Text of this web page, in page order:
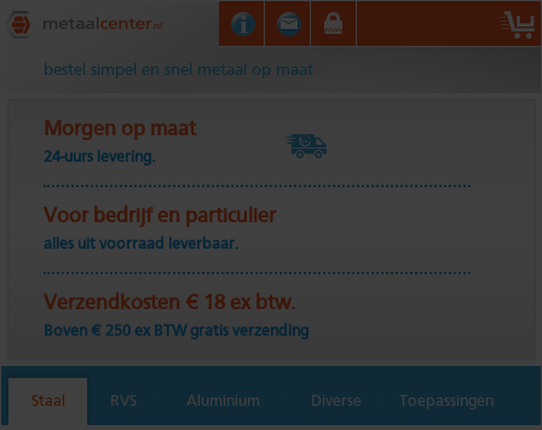
Metaalcenter.nl
bestel simpel en snel metaal op maat
Morgen op maat
24-uurs levering.
Voor bedrijf en particulier
alles uit voorraad leverbaar.
Verzendkosten € 18 ex btw.
Boven € 250 ex BTW gratis verzending
Staal RVS Aluminium Diverse Toepassingen